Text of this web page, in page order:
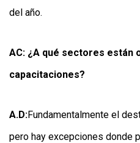
del año.
AC: ¿A qué sectores están
capacitaciones?
A.D:Fundamentalmente el
pero hay excepciones donde